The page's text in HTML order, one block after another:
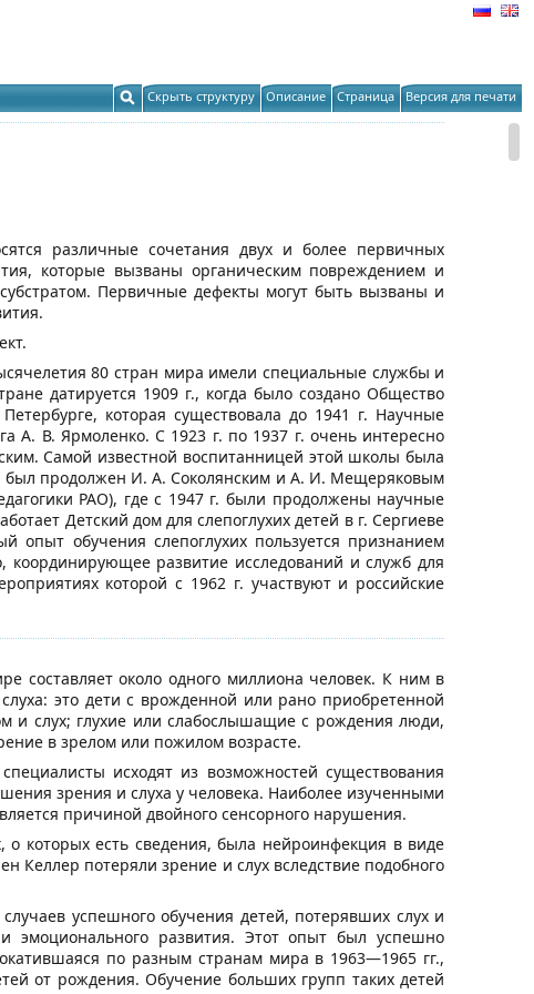
Скрыть структуру Описание Страница Версия для печати
различные сочетания двух и более первичных
которые вызваны органическим повреждением и
Первичные дефекты могут быть вызваны и
80 стран мира имели специальные службы и
датируется 1909 г., когда было создано Общество
которая существовала до 1941 г. Научные
А. В. Ярмоленко. С 1923 г. по 1937 г. очень интересно
Самой известной воспитанницей этой школы была
был продолжен И. А. Соколянским и А. И. Мещеряковым
РАО), где с 1947 г. были продолжены научные
Детский дом для слепоглухих детей в г. Сергиеве
опыт обучения слепоглухих пользуется признанием
координирующее развитие исследований и служб для
которой с 1962 г. участвуют и российские
составляет около одного миллиона человек. К ним в
это дети с врожденной или рано приобретенной
и слух; глухие или слабослышащие с рождения люди,
в зрелом или пожилом возрасте.
исходят из возможностей существования
зрения и слуха у человека. Наиболее изученными
причиной двойного сенсорного нарушения.
о которых есть сведения, была нейроинфекция в виде
Келлер потеряли зрение и слух вследствие подобного
успешного обучения детей, потерявших слух и
эмоционального развития. Этот опыт был успешно
по разным странам мира в 1963—1965 гг.,
от рождения. Обучение больших групп таких детей